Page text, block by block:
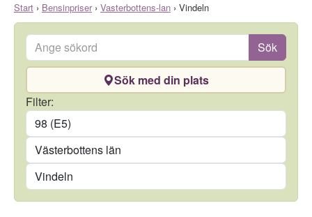
Start › Bensinpriser› Vasterbottens-lan › Vindeln
Ange sökord Sök
Sök med din plats
Filter:
Län
Kommun